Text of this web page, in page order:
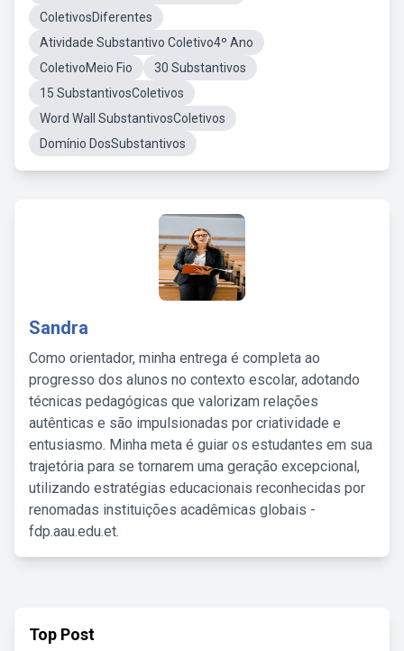
ColetivosDiferentes
Atividade Substantivo Coletivo4º Ano
ColetivoMeio Fio
30 Substantivos
15 SubstantivosColetivos
Word Wall SubstantivosColetivos
Domínio DosSubstantivos
Sandra
Como orientador, minha entrega é completa ao
progresso dos alunos no contexto escolar, adotando
técnicas pedagógicas que valorizam relações
autênticas e são impulsionadas por criatividade e
entusiasmo. Minha meta é guiar os estudantes em sua
trajetória para se tornarem uma geração excepcional,
utilizando estratégias educacionais reconhecidas por
renomadas instituições acadêmicas globais -
fdp.aau.edu.et.
Top Post